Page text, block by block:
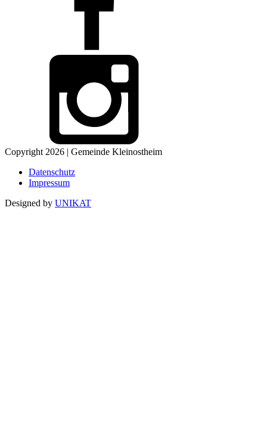
Copyright 2026 | Gemeinde Kleinostheim
Datenschutz
Impressum
Designed by UNIKAT